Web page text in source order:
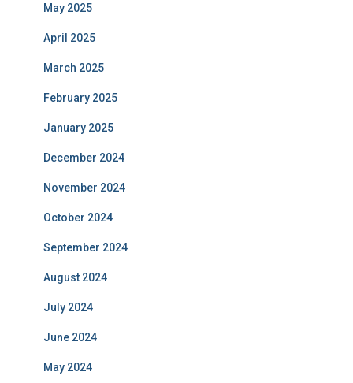
May 2025
April 2025
March 2025
February 2025
January 2025
December 2024
November 2024
October 2024
September 2024
August 2024
July 2024
June 2024
May 2024